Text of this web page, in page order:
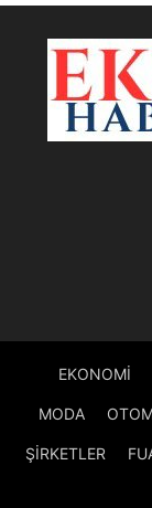
EKONOMİ
MODA
ŞİRKETLER